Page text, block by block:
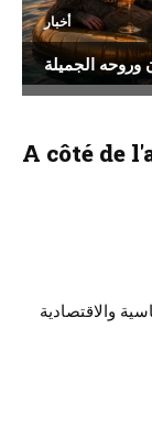
أخبار
وروحه الجميلة
A côté de
السياسية والاقتصادية